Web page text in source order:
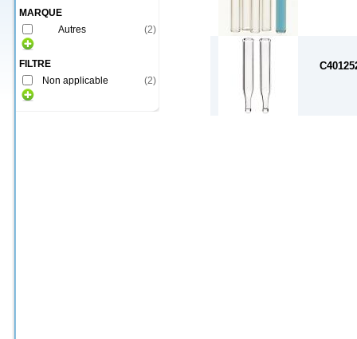
MARQUE
Autres
(2)
FILTRE
Non applicable
(2)